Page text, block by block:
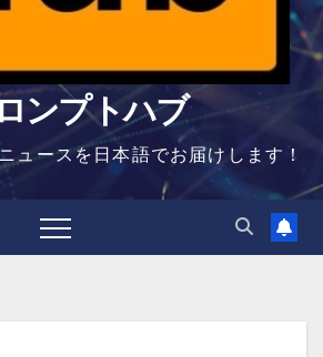
ンプトハブ
ュースを日本語でお届けします！